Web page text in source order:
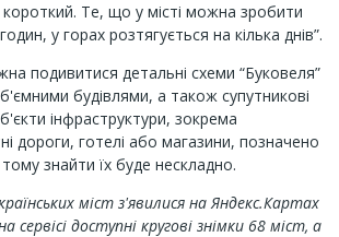
Те, що у місті можна зробити
у горах розтягується на кілька днів”.
подивитися детальні схеми “Буковеля”
будівлями, а також супутникові
інфраструктури, зокрема
дороги, готелі або магазини, позначено
знайти їх буде нескладно.
міст з'явилися на Яндекс.Картах
сервісі доступні кругові знімки 68 міст, а